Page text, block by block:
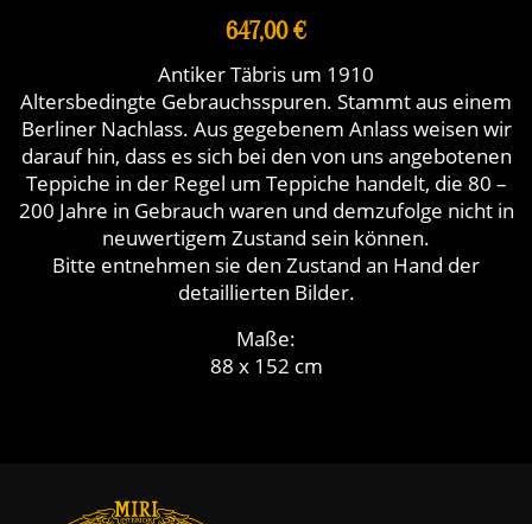
647,00 €
Antiker Täbris um 1910
Altersbedingte Gebrauchsspuren. Stammt aus einem
Berliner Nachlass. Aus gegebenem Anlass weisen wir
darauf hin, dass es sich bei den von uns angebotenen
Teppiche in der Regel um Teppiche handelt, die 80 –
200 Jahre in Gebrauch waren und demzufolge nicht in
neuwertigem Zustand sein können.
Bitte entnehmen sie den Zustand an Hand der
detaillierten Bilder.
Maße:
88 x 152 cm